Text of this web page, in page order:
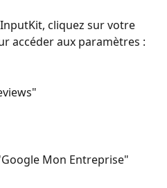
cliquez sur votre
accéder aux paramètres :
Mon Entreprise"